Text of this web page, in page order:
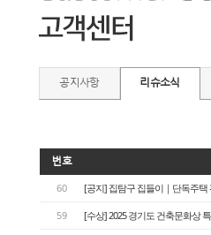
공지사항 리슈소식
번호
60 [공지] 집탐구 집들이｜단독주택
59 [수상] 2025 경기도 건축문화상